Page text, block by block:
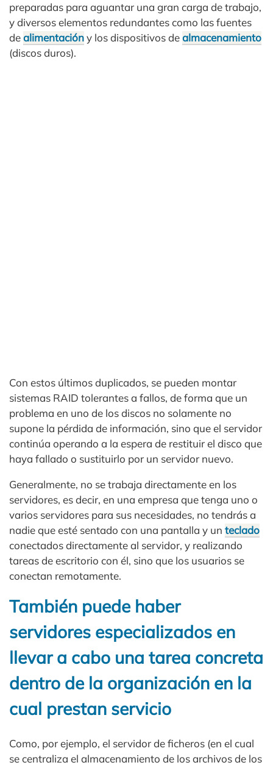
preparadas para aguantar una gran carga de trabajo,
y diversos elementos redundantes como las fuentes
dealimentacióny los dispositivos dealmacenamiento
(discos duros).
Con estos últimos duplicados, se pueden montar
sistemas RAID tolerantes a fallos, de forma que un
problema en uno de los discos no solamente no
supone la pérdida de información, sino que el servidor
continúa operando a la espera de restituir el disco que
haya fallado o sustituirlo por un servidor nuevo.
Generalmente, no se trabaja directamente en los
servidores, es decir, en una empresa que tenga uno o
varios servidores para sus necesidades, no tendrás a
nadie que esté sentado con una pantalla y un teclado
conectados directamente al servidor, y realizando
tareas de escritorio con él, sino que los usuarios se
conectan remotamente.
También puede haber
servidores especializados en
llevar a cabo una tarea concreta
dentro de la organización en la
cual prestan servicio
Como, por ejemplo, el servidor de ficheros (en el cual
se centraliza el almacenamiento de los archivos de los